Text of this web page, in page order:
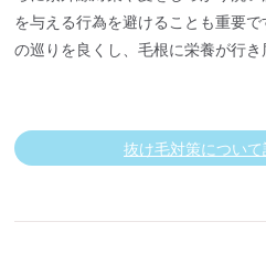
を与える行為を避けることも重要
の巡りを良くし、毛根に栄養が行き
抜け毛対策につい